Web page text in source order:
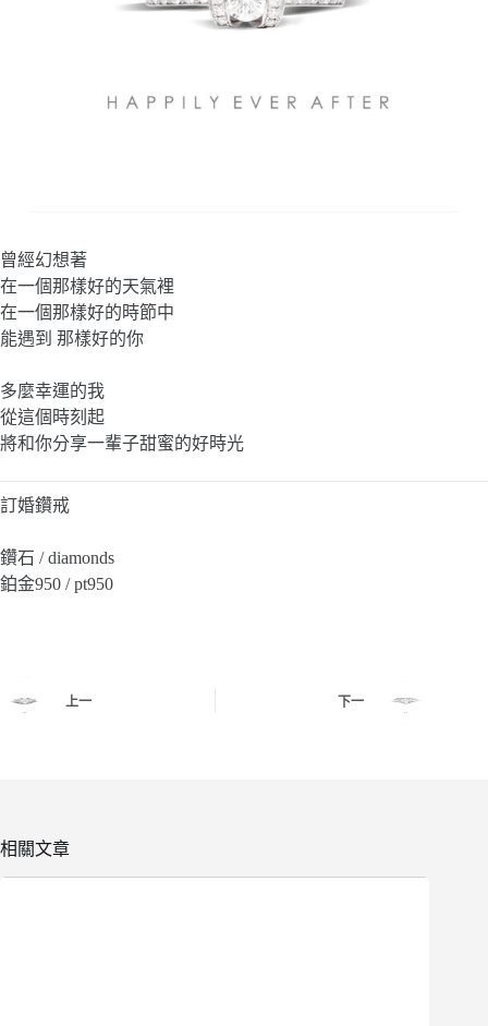
曾經幻想著
在一個那樣好的天氣裡
在一個那樣好的時節中
能遇到 那樣好的你
多麼幸運的我
從這個時刻起
將和你分享一輩子甜蜜的好時光
訂婚鑽戒
鑽石 / diamonds
鉑金950 / pt950
上一 下一
相關文章